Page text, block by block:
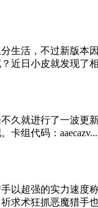
生活，不过新版本
近日小皮就发现了
久就进行了一波更
卡组代码：aaecazv...
以超强的实力速度
求术狂抓恶魔猎手